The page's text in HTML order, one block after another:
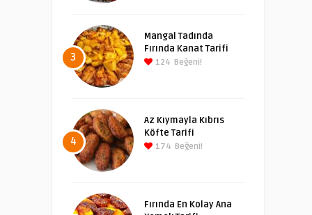
3
Mangal Tadında
Fırında Kanat Tarifi
124 Beğeni!
4
Az Kıymayla Kıbrıs
Köfte Tarifi
174 Beğeni!
Fırında En Kolay Ana